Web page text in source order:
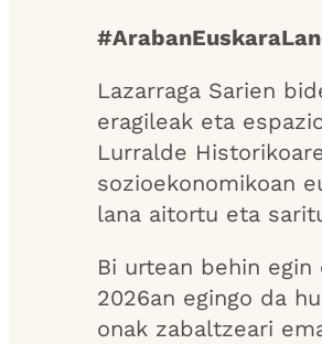
Lazarraga Sarien
eragileak eta
Lurralde
sozioekonomikoan
lana aitortu eta
Bi urtean behin
2026an egingo da
onak zabaltzeari